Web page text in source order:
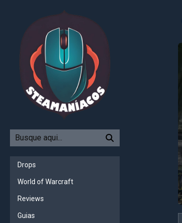
Drops
World of Warcraft
Reviews
Guias